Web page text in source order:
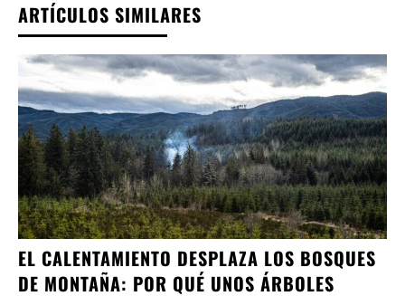
ARTÍCULOS SIMILARES
EL CALENTAMIENTO DESPLAZA LOS BOSQUES
DE MONTAÑA: POR QUÉ UNOS ÁRBOLES